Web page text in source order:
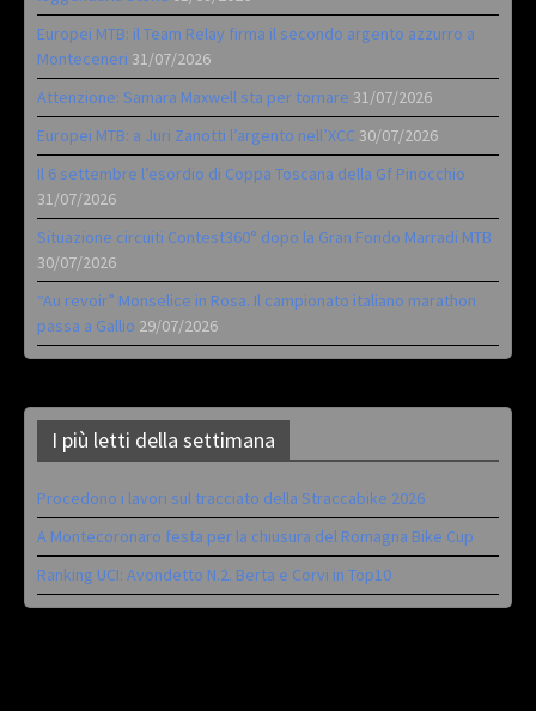
Europei MTB: il Team Relay firma il secondo argento azzurro a
Monteceneri 31/07/2026
Attenzione: Samara Maxwell sta per tornare 31/07/2026
Europei MTB: a Juri Zanotti l’argento nell’XCC 30/07/2026
Il 6 settembre l’esordio di Coppa Toscana della Gf Pinocchio
31/07/2026
Situazione circuiti Contest360° dopo la Gran Fondo Marradi MTB
30/07/2026
“Au revoir” Monselice in Rosa. Il campionato italiano marathon
passa a Gallio 29/07/2026
I più letti della settimana
Procedono i lavori sul tracciato della Straccabike 2026
A Montecoronaro festa per la chiusura del Romagna Bike Cup
Ranking UCI: Avondetto N.2. Berta e Corvi in Top10